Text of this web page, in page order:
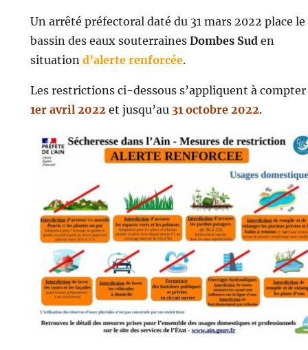
Un arrêté préfectoral daté du 31 mars 2022 place le
bassin des eaux souterraines Dombes Sud en
situation d’alerte renforcée.
Les restrictions ci-dessous s’appliquent à compter
1er avril 2022 et jusqu’au 31 octobre 2022.